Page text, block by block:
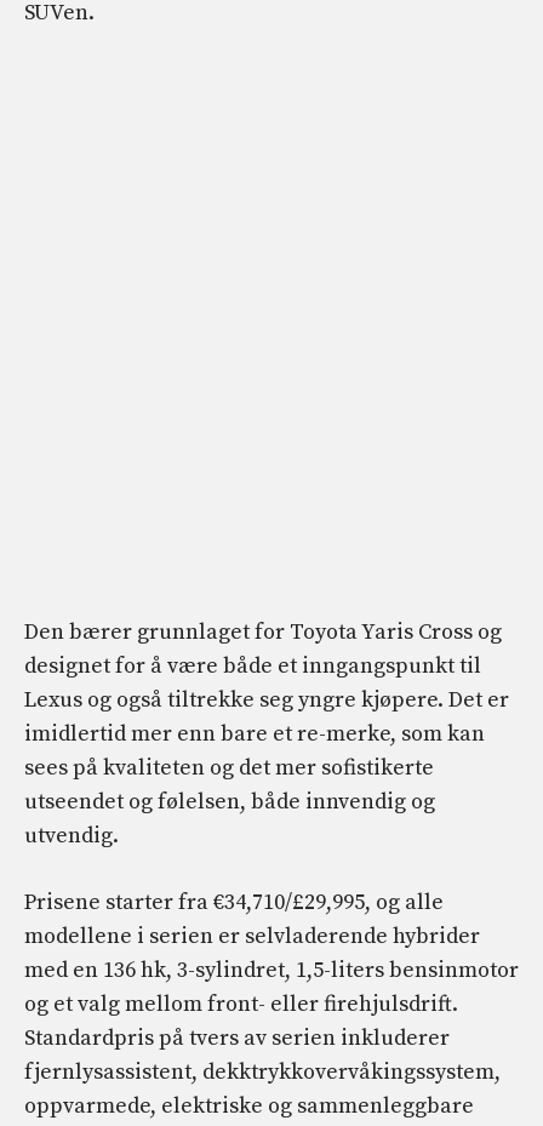
SUVen.
Den bærer grunnlaget for Toyota Yaris Cross og
designet for å være både et inngangspunkt til
Lexus og også tiltrekke seg yngre kjøpere. Det er
imidlertid mer enn bare et re-merke, som kan
sees på kvaliteten og det mer sofistikerte
utseendet og følelsen, både innvendig og
utvendig.
Prisene starter fra €34,710/£29,995, og alle
modellene i serien er selvladerende hybrider
med en 136 hk, 3-sylindret, 1,5-liters bensinmotor
og et valg mellom front- eller firehjulsdrift.
Standardpris på tvers av serien inkluderer
fjernlysassistent, dekktrykkovervåkingssystem,
oppvarmede, elektriske og sammenleggbare